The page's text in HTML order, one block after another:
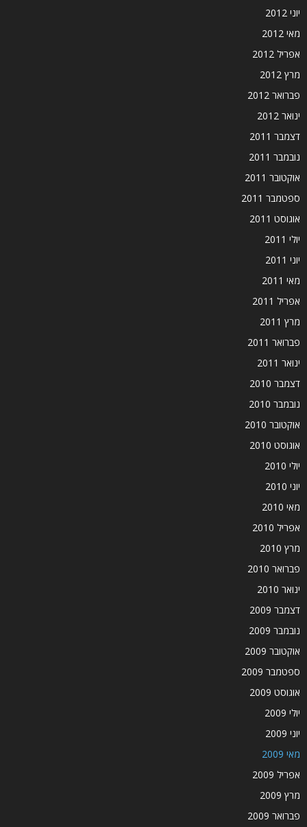
יוני 2012
מאי 2012
אפריל 2012
מרץ 2012
פברואר 2012
ינואר 2012
דצמבר 2011
נובמבר 2011
אוקטובר 2011
ספטמבר 2011
אוגוסט 2011
יולי 2011
יוני 2011
מאי 2011
אפריל 2011
מרץ 2011
פברואר 2011
ינואר 2011
דצמבר 2010
נובמבר 2010
אוקטובר 2010
אוגוסט 2010
יולי 2010
יוני 2010
מאי 2010
אפריל 2010
מרץ 2010
פברואר 2010
ינואר 2010
דצמבר 2009
נובמבר 2009
אוקטובר 2009
ספטמבר 2009
אוגוסט 2009
יולי 2009
יוני 2009
מאי 2009
אפריל 2009
מרץ 2009
פברואר 2009